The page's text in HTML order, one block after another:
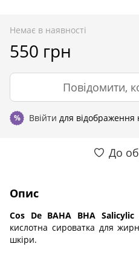
Немає в наявності
550 грн
Повідомити,
% Ввійти для відображення
До
Опис
Cos De BAHA BHA
кислотна сироватка для
шкіри.